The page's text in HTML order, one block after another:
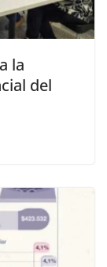
la
del